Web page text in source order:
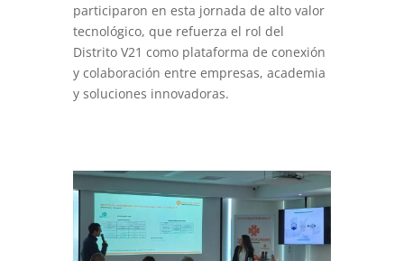
participaron en esta jornada de alto valor
tecnológico, que refuerza el rol del
Distrito V21 como plataforma de conexión
y colaboración entre empresas, academia
y soluciones innovadoras.